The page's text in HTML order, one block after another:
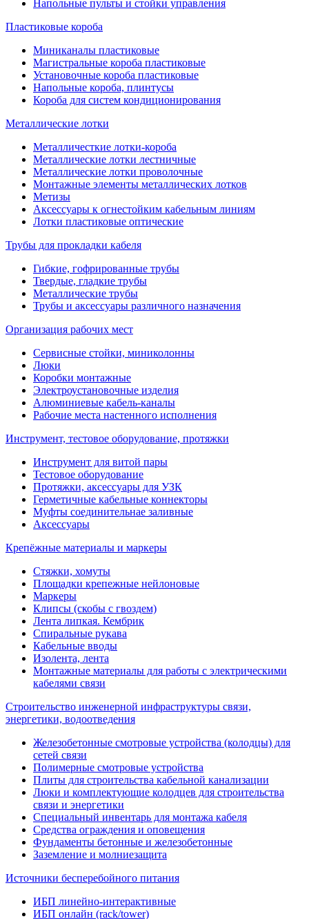
Напольные пульты и стойки управления
Пластиковые короба
Миниканалы пластиковые
Магистральные короба пластиковые
Установочные короба пластиковые
Напольные короба, плинтусы
Короба для систем кондиционирования
Металлические лотки
Металличесткие лотки-короба
Металлические лотки лестничные
Металлические лотки проволочные
Монтажные элементы металлических лотков
Метизы
Аксессуары к огнестойким кабельным линиям
Лотки пластиковые оптические
Трубы для прокладки кабеля
Гибкие, гофрированные трубы
Твердые, гладкие трубы
Металлические трубы
Трубы и аксессуары различного назначения
Организация рабочих мест
Сервисные стойки, миниколонны
Люки
Коробки монтажные
Электроустановочные изделия
Алюминиевые кабель-каналы
Рабочие места настенного исполнения
Инструмент, тестовое оборудование, протяжки
Инструмент для витой пары
Тестовое оборудование
Протяжки, аксессуары для УЗК
Герметичные кабельные коннекторы
Муфты соединительнае заливные
Аксессуары
Крепёжные материалы и маркеры
Стяжки, хомуты
Площадки крепежные нейлоновые
Маркеры
Клипсы (скобы с гвоздем)
Лента липкая. Кембрик
Спиральные рукава
Кабельные вводы
Изолента, лента
Монтажные материалы для работы с электрическими
кабелями связи
Строительство инженерной инфраструктуры связи,
энергетики, водоотведения
Железобетонные смотровые устройства (колодцы) для
сетей связи
Полимерные смотровые устройства
Плиты для строительства кабельной канализации
Люки и комплектующие колодцев для строительства
связи и энергетики
Специальный инвентарь для монтажа кабеля
Средства ограждения и оповещения
Фундаменты бетонные и железобетонные
Заземление и молниезащита
Источники бесперебойного питания
ИБП линейно-интерактивные
ИБП онлайн (rack/tower)